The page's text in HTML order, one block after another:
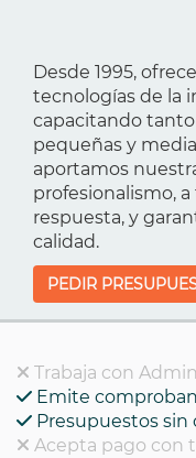
Desde 1995,
tecnologías de la
capacitando
pequeñas y
aportamos
profesionalismo,
respuesta, y
calidad.
PEDIR
Trabaja con
Emite
Presupuestos sin
Acepta pago con